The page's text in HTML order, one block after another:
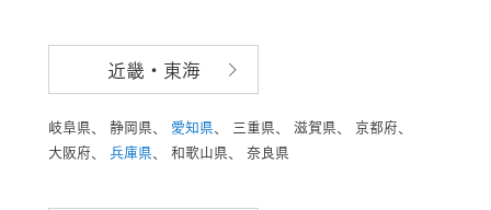
近畿・東海
岐阜県、 静岡県、 愛知県 三重県、 滋賀県、
京都府、
大阪府、
兵庫県 和歌山県、 奈良県